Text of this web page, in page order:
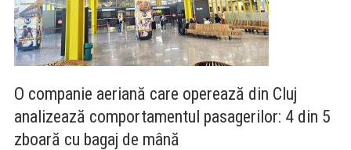
O companie aeriană care operează din Cluj
analizează comportamentul pasagerilor: 4 din 5
zboară cu bagaj de mână